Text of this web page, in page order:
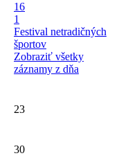
16
1
Festival netradičných
športov
Zobraziť všetky
záznamy z dňa
23
30